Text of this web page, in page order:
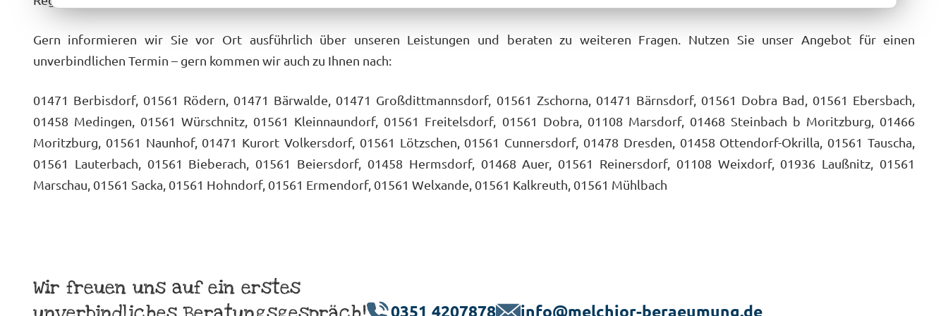
Gern informieren wir Sie vor Ort ausführlich über unseren Leistungen und beraten zu weiteren Fragen. Nutzen Sie unser Angebot für einen
unverbindlichen Termin – gern kommen wir auch zu Ihnen nach:
01471 Berbisdorf, 01561 Rödern, 01471 Bärwalde, 01471 Großdittmannsdorf, 01561 Zschorna, 01471 Bärnsdorf, 01561 Dobra Bad, 01561 Ebersbach,
01458 Medingen, 01561 Würschnitz, 01561 Kleinnaundorf, 01561 Freitelsdorf, 01561 Dobra, 01108 Marsdorf, 01468 Steinbach b Moritzburg, 01466
Moritzburg, 01561 Naunhof, 01471 Kurort Volkersdorf, 01561 Lötzschen, 01561 Cunnersdorf, 01478 Dresden, 01458 Ottendorf-Okrilla, 01561 Tauscha,
01561 Lauterbach, 01561 Bieberach, 01561 Beiersdorf, 01458 Hermsdorf, 01468 Auer, 01561 Reinersdorf, 01108 Weixdorf, 01936 Laußnitz, 01561
Marschau, 01561 Sacka, 01561 Hohndorf, 01561 Ermendorf, 01561 Welxande, 01561 Kalkreuth, 01561 Mühlbach
Wir freuen uns auf ein erstes
0351 4207878 info@melchior-beraeumung.de